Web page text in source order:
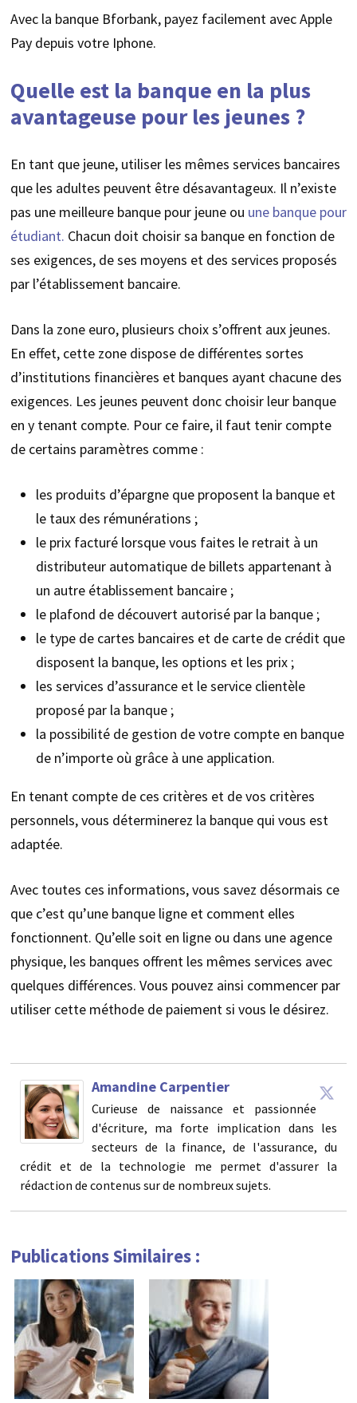
Avec la banque Bforbank, payez facilement avec Apple
Pay depuis votre Iphone.
Quelle est la banque en la plus
avantageuse pour les jeunes ?
En tant que jeune, utiliser les mêmes services bancaires
que les adultes peuvent être désavantageux. Il n’existe
pas une meilleure banque pour jeune ou une banque pour
étudiant. Chacun doit choisir sa banque en fonction de
ses exigences, de ses moyens et des services proposés
par l’établissement bancaire.
Dans la zone euro, plusieurs choix s’offrent aux jeunes.
En effet, cette zone dispose de différentes sortes
d’institutions financières et banques ayant chacune des
exigences. Les jeunes peuvent donc choisir leur banque
en y tenant compte. Pour ce faire, il faut tenir compte
de certains paramètres comme :
les produits d’épargne que proposent la banque et
le taux des rémunérations ;
le prix facturé lorsque vous faites le retrait à un
distributeur automatique de billets appartenant à
un autre établissement bancaire ;
le plafond de découvert autorisé par la banque ;
le type de cartes bancaires et de carte de crédit que
disposent la banque, les options et les prix ;
les services d’assurance et le service clientèle
proposé par la banque ;
la possibilité de gestion de votre compte en banque
de n’importe où grâce à une application.
En tenant compte de ces critères et de vos critères
personnels, vous déterminerez la banque qui vous est
adaptée.
Avec toutes ces informations, vous savez désormais ce
que c’est qu’une banque ligne et comment elles
fonctionnent. Qu’elle soit en ligne ou dans une agence
physique, les banques offrent les mêmes services avec
quelques différences. Vous pouvez ainsi commencer par
utiliser cette méthode de paiement si vous le désirez.
Amandine Carpentier
Curieuse de naissance et passionnée
d'écriture, ma forte implication dans les
secteurs de la finance, de l'assurance, du
crédit et de la technologie me permet d'assurer la
rédaction de contenus sur de nombreux sujets.
Publications Similaires :